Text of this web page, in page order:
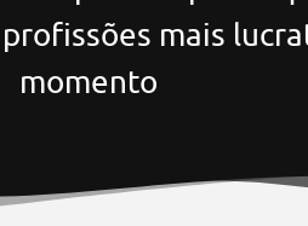
mais
momento